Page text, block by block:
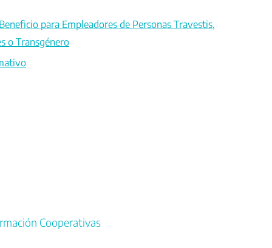
para Empleadores de Personas Travestis,
o Transgénero
Cooperativas